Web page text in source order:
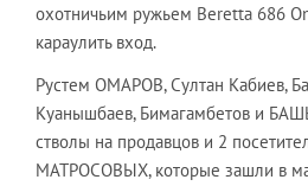
охотничьим ружьем Beretta 686
караулить вход.
Рустем ОМАРОВ, Султан Кабиев,
Куанышбаев, Бимагамбетов и
стволы на продавцов и 2
МАТРОСОВЫХ, которые зашли в